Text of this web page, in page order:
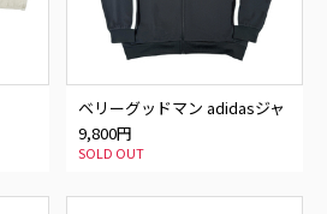
ベリーグッドマン adidasジャ
ージ
9,800円
SOLD OUT